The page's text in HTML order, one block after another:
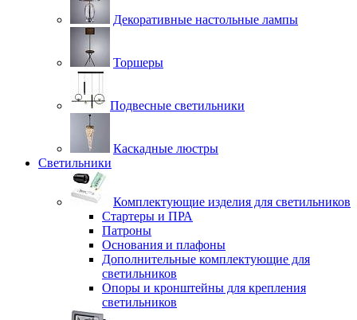
Декоративные настольные лампы
Торшеры
Подвесные светильники
Каскадные люстры
Светильники
Комплектующие изделия для светильников
Стартеры и ПРА
Патроны
Основания и плафоны
Дополнительные комплектующие для
светильников
Опоры и кронштейны для крепления
светильников